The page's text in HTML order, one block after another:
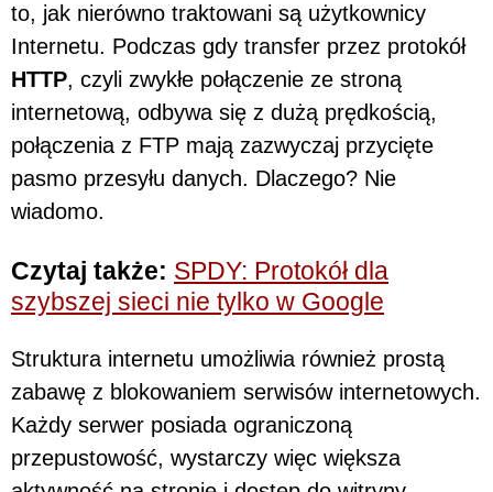
to, jak nierówno traktowani są użytkownicy
Internetu. Podczas gdy transfer przez protokół
HTTP, czyli zwykłe połączenie ze stroną
internetową, odbywa się z dużą prędkością,
połączenia z FTP mają zazwyczaj przycięte
pasmo przesyłu danych. Dlaczego? Nie
wiadomo.
Czytaj także: SPDY: Protokół dla
szybszej sieci nie tylko w Google
Struktura internetu umożliwia również prostą
zabawę z blokowaniem serwisów internetowych.
Każdy serwer posiada ograniczoną
przepustowość, wystarczy więc większa